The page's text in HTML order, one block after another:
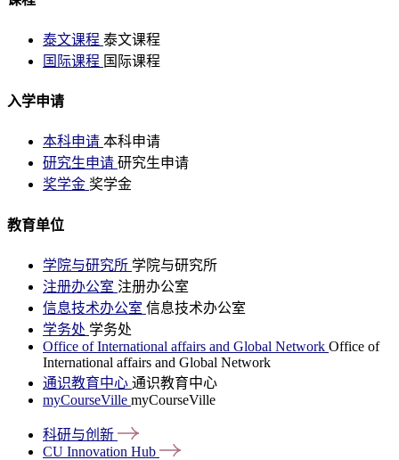
泰文课程 泰文课程
国际课程 国际课程
入学申请
本科申请 本科申请
研究生申请 研究生申请
奖学金 奖学金
教育单位
学院与研究所 学院与研究所
注册办公室 注册办公室
信息技术办公室 信息技术办公室
学务处 学务处
Office of International affairs and Global Network Office of
International affairs and Global Network
通识教育中心 通识教育中心
myCourseVille myCourseVille
科研与创新
CU Innovation Hub